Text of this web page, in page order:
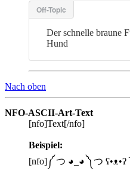
Off-Topic
Der schnelle braune
Hund
Nach oben
NFO-ASCII-Art-Text
[nfo]Text[/nfo]
Beispiel:
[nfo]༼ つ ◕_◕ ༽つ ʕ•ᴥ•ʔ